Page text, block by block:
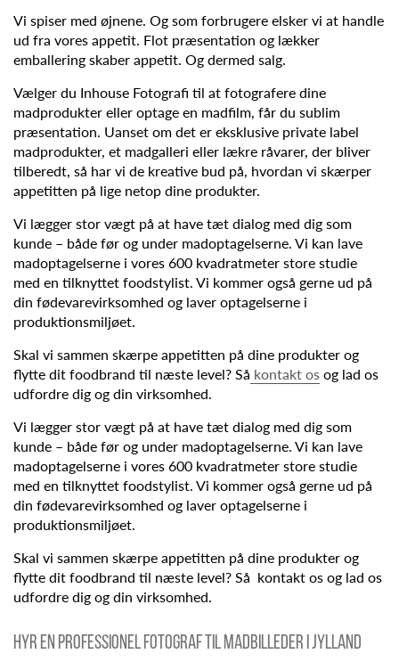
Vi spiser med øjnene. Og som forbrugere elsker vi at handle
ud fra vores appetit. Flot præsentation og lækker
emballering skaber appetit. Og dermed salg.
Vælger du Inhouse Fotografi til at fotografere dine
madprodukter eller optage en madfilm, får du sublim
præsentation. Uanset om det er eksklusive private label
madprodukter, et madgalleri eller lækre råvarer, der bliver
tilberedt, så har vi de kreative bud på, hvordan vi skærper
appetitten på lige netop dine produkter.
Vi lægger stor vægt på at have tæt dialog med dig som
kunde – både før og under madoptagelserne. Vi kan lave
madoptagelserne i vores 600 kvadratmeter store studie
med en tilknyttet foodstylist. Vi kommer også gerne ud på
din fødevarevirksomhed og laver optagelserne i
produktionsmiljøet.
Skal vi sammen skærpe appetitten på dine produkter og
flytte dit foodbrand til næste level? Så kontakt osog lad os
udfordre dig og din virksomhed.
Vi lægger stor vægt på at have tæt dialog med dig som
kunde – både før og under madoptagelserne. Vi kan lave
madoptagelserne i vores 600 kvadratmeter store studie
med en tilknyttet foodstylist. Vi kommer også gerne ud på
din fødevarevirksomhed og laver optagelserne i
produktionsmiljøet.
Skal vi sammen skærpe appetitten på dine produkter og
flytte dit foodbrand til næste level? Så kontakt osog lad os
udfordre dig og din virksomhed.
Hyr en professionel fotograf til madbilleder i Jylland